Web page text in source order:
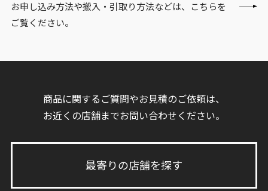
お申し込み方法や搬入・引取り方法などは、こちらを
ご覧ください。
商品に関するご質問やお見積のご依頼は、
お近くの店舗までお問い合わせください。
最寄りの店舗を探す